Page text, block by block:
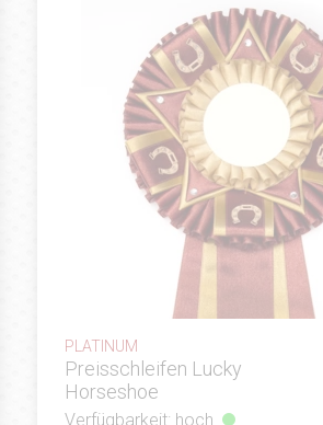
PLATINUM
Preisschleifen Lucky
Horseshoe
Verfügbarkeit: hoch